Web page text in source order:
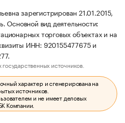
зарегистрирован 21.01.2015,
Основной вид деятельности:
торговых объектах и на
ИНН: 920155477675 и
источников.
характер и сгенерирована на
источников.
и не имеет деловых
Компании.